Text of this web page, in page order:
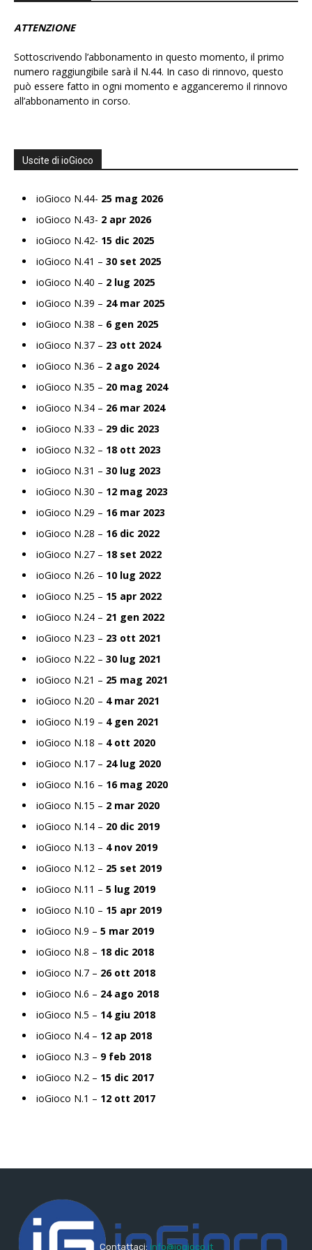
ATTENZIONE
Sottoscrivendo l’abbonamento in questo momento, il primo
numero raggiungibile sarà il N.44. In caso di rinnovo, questo
può essere fatto in ogni momento e agganceremo il rinnovo
all’abbonamento in corso.
Uscite di ioGioco
ioGioco N.44- 25 mag 2026
ioGioco N.43- 2 apr 2026
ioGioco N.42- 15 dic 2025
ioGioco N.41 – 30 set 2025
ioGioco N.40 – 2 lug 2025
ioGioco N.39 – 24 mar 2025
ioGioco N.38 – 6 gen 2025
ioGioco N.37 – 23 ott 2024
ioGioco N.36 – 2 ago 2024
ioGioco N.35 – 20 mag 2024
ioGioco N.34 – 26 mar 2024
ioGioco N.33 – 29 dic 2023
ioGioco N.32 – 18 ott 2023
ioGioco N.31 – 30 lug 2023
ioGioco N.30 – 12 mag 2023
ioGioco N.29 – 16 mar 2023
ioGioco N.28 – 16 dic 2022
ioGioco N.27 – 18 set 2022
ioGioco N.26 – 10 lug 2022
ioGioco N.25 – 15 apr 2022
ioGioco N.24 – 21 gen 2022
ioGioco N.23 – 23 ott 2021
ioGioco N.22 – 30 lug 2021
ioGioco N.21 – 25 mag 2021
ioGioco N.20 – 4 mar 2021
ioGioco N.19 – 4 gen 2021
ioGioco N.18 – 4 ott 2020
ioGioco N.17 – 24 lug 2020
ioGioco N.16 – 16 mag 2020
ioGioco N.15 – 2 mar 2020
ioGioco N.14 – 20 dic 2019
ioGioco N.13 – 4 nov 2019
ioGioco N.12 – 25 set 2019
ioGioco N.11 – 5 lug 2019
ioGioco N.10 – 15 apr 2019
ioGioco N.9 – 5 mar 2019
ioGioco N.8 – 18 dic 2018
ioGioco N.7 – 26 ott 2018
ioGioco N.6 – 24 ago 2018
ioGioco N.5 – 14 giu 2018
ioGioco N.4 – 12 ap 2018
ioGioco N.3 – 9 feb 2018
ioGioco N.2 – 15 dic 2017
ioGioco N.1 – 12 ott 2017
Contattaci: info@iogioco.it